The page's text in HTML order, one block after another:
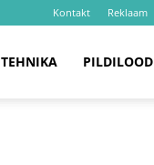
Kontakt Reklaam
TEHNIKA PILDILOOD